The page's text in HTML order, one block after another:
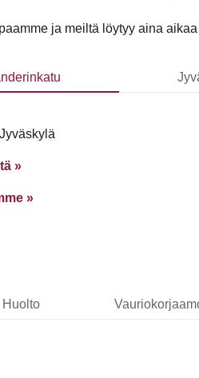
ja meiltä löytyy aina
»
»
Huolto